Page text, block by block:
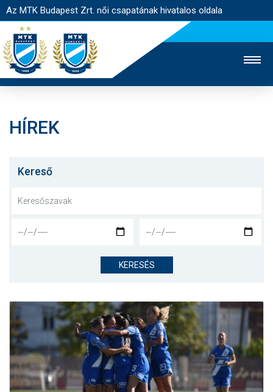
Az MTK Budapest Zrt. női csapatának hivatalos oldala
JEGYÉRTÉKESÍTÉS
NYITÓLAP
CSAPAT
JELENTKEZÉS
KLUB
GALÉRIA
SZURKOLÓI ÉLMÉNYEK
HÍREK
Kereső
KERESÉS